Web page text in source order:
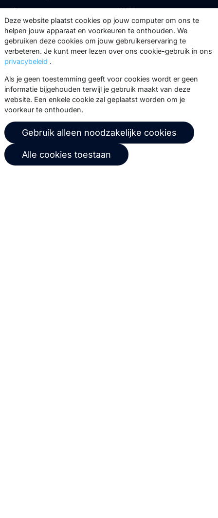
Data
Multi-channel
SMTPeter
Tarieven
Marketing Suite tarieven
SMTPeter tarieven
MailerQ tarieven
Support
Partnernetwerk
Documentatie
Trainingen
Stuur een ticket
Over ons Copernica BV
Deze website plaatst cookies op jouw computer om ons te
helpen jouw apparaat en voorkeuren te onthouden. We
gebruiken deze cookies om jouw gebruikerservaring te
verbeteren. Je kunt meer lezen over ons cookie-gebruik in ons
privacybeleid .
Als je geen toestemming geeft voor cookies wordt er geen
informatie bijgehouden terwijl je gebruik maakt van deze
website. Een enkele cookie zal geplaatst worden om je
voorkeur te onthouden.
Gebruik alleen noodzakelijke cookies
Alle cookies toestaan